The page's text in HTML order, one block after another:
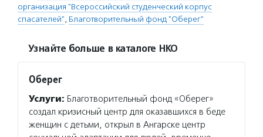
организация "Всероссийский студенческий корпус
спасателей", Благотворительный фонд "Оберег"
Узнайте больше в каталоге НКО
Оберег
Услуги: Благотворительный фонд «Оберег»
создал кризисный центр для оказавшихся в беде
женщин с детьми, открыл в Ангарске центр